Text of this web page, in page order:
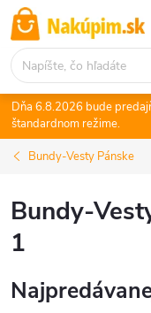
Prejsť
na
obsah
Dňa 6.8.2026 bude
štandardnom režime.
Bundy-Vesty Pánske
Bundy-
1